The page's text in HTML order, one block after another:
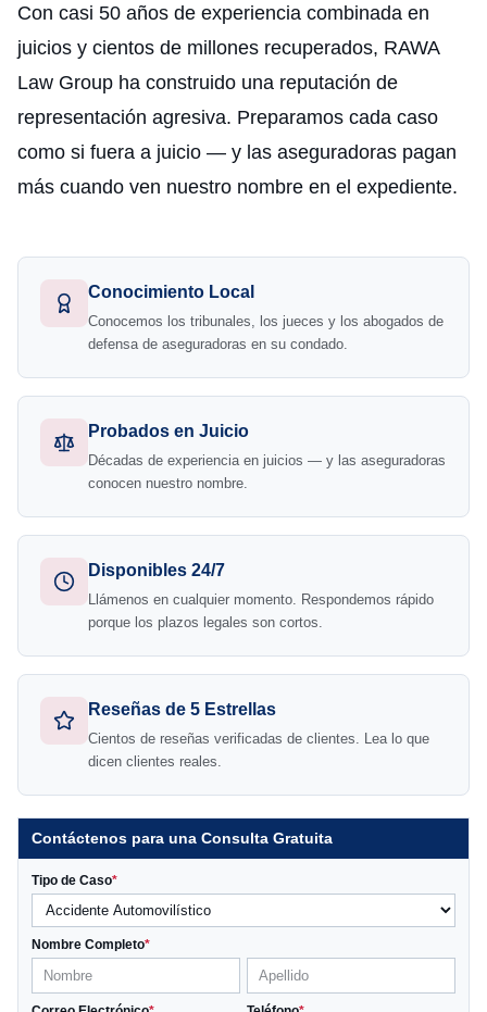
Con casi 50 años de experiencia combinada en
juicios y cientos de millones recuperados, RAWA
Law Group ha construido una reputación de
representación agresiva. Preparamos cada caso
como si fuera a juicio — y las aseguradoras pagan
más cuando ven nuestro nombre en el expediente.
Conocimiento Local
Conocemos los tribunales, los jueces y los abogados de
defensa de aseguradoras en su condado.
Probados en Juicio
Décadas de experiencia en juicios — y las aseguradoras
conocen nuestro nombre.
Disponibles 24/7
Llámenos en cualquier momento. Respondemos rápido
porque los plazos legales son cortos.
Reseñas de 5 Estrellas
Cientos de reseñas verificadas de clientes. Lea lo que
dicen clientes reales.
Contáctenos para una Consulta Gratuita
Tipo de Caso*
Nombre Completo*